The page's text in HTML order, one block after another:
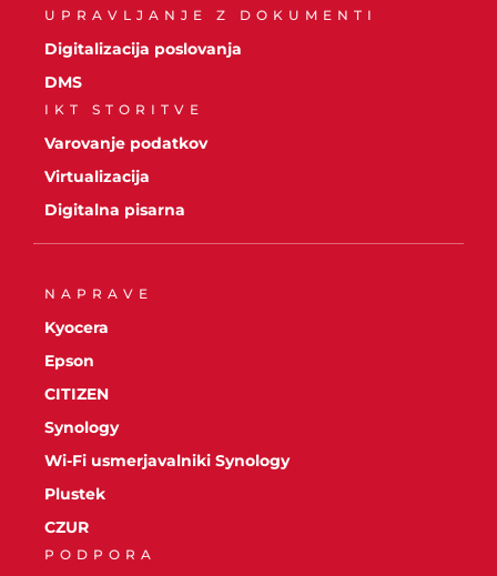
UPRAVLJANJE Z DOKUMENTI
Digitalizacija poslovanja
DMS
IKT STORITVE
Varovanje podatkov
Virtualizacija
Digitalna pisarna
NAPRAVE
Kyocera
Epson
CITIZEN
Synology
Wi-Fi usmerjavalniki Synology
Plustek
CZUR
PODPORA